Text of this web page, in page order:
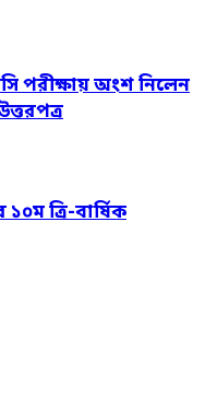
পরীক্ষায় অংশ নিলেন
ত্রি-বার্ষিক